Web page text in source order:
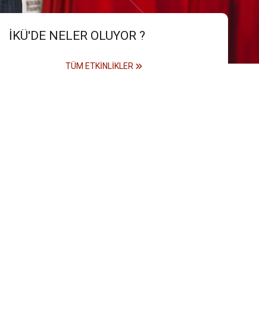
İKÜ'DE NELER OLUYOR ?
TÜM ETKINLIKLER